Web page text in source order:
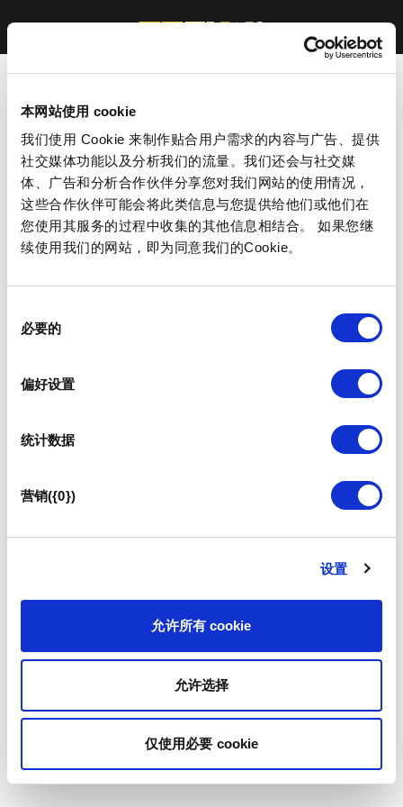
本网站使用 cookie
我们使用 Cookie 来制作贴合用户需求的内容与广告、提供
社交媒体功能以及分析我们的流量。我们还会与社交媒
体、广告和分析合作伙伴分享您对我们网站的使用情况，
这些合作伙伴可能会将此类信息与您提供给他们或他们在
您使用其服务的过程中收集的其他信息相结合。 如果您继
续使用我们的网站，即为同意我们的Cookie。
必要的
偏好设置
统计数据
营销({0})
设置
允许所有 cookie
允许选择
仅使用必要 cookie